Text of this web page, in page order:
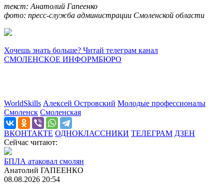
текст: Анатолий Гапеенко
фото: пресс-служба администрации Смоленской области
Хочешь знать больше? Читай телеграм канал
СМОЛЕНСКОЕ ИНФОРМБЮРО
WorldSkills Алексей Островский Молодые профессионалы
Смоленск Смоленская
ВКОНТАКТЕ ОДНОКЛАССНИКИ ТЕЛЕГРАМ ДЗЕН
Сейчас читают:
БПЛА атаковал смолян
Анатолий ГАПЕЕНКО
08.08.2026 20:54